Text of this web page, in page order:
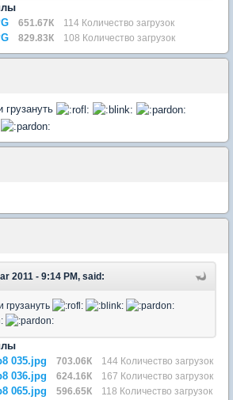
651.67К 114 Количество загрузок
829.83К 108 Количество загрузок
грузануть
2011 - 9:14 PM, said:
грузануть
035.jpg
703.06К 144 Количество загрузок
036.jpg 624.16К 167 Количество загрузок
065.jpg 596.65К 118 Количество загрузок